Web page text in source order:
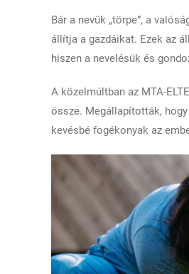
Bár a nevük „törpe”, a
állítja a gazdáikat. Ezek az
hiszen a nevelésük és
A közelmúltban az MTA-
össze. Megállapították,
kevésbé fogékonyak az